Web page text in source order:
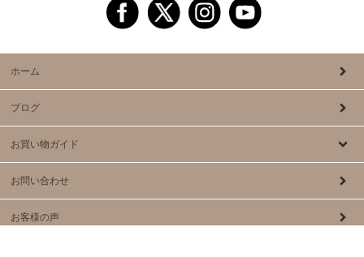
ホーム
ブログ
お買い物ガイド
お問い合わせ
お客様の声